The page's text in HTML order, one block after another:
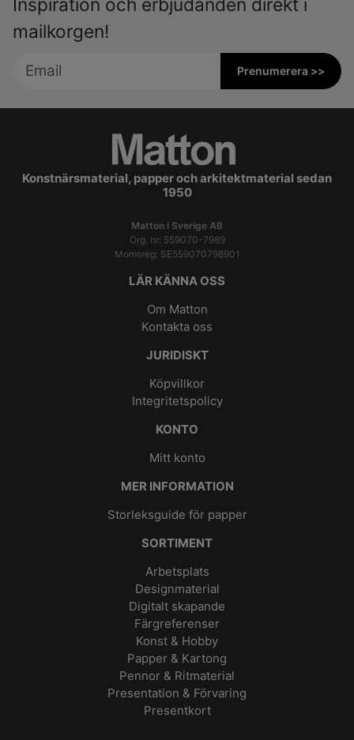
Inspiration och erbjudanden direkt i
mailkorgen!
Prenumerera >>
Konstnärsmaterial, papper och arkitektmaterial sedan
1950
Matton i Sverige AB
Org. nr: 559070-7989
Momsreg: SE559070798901
LÄR KÄNNA OSS
Om Matton
Kontakta oss
JURIDISKT
Köpvillkor
Integritetspolicy
KONTO
Mitt konto
MER INFORMATION
Storleksguide för papper
SORTIMENT
Arbetsplats
Designmaterial
Digitalt skapande
Färgreferenser
Konst & Hobby
Papper & Kartong
Pennor & Ritmaterial
Presentation & Förvaring
Presentkort